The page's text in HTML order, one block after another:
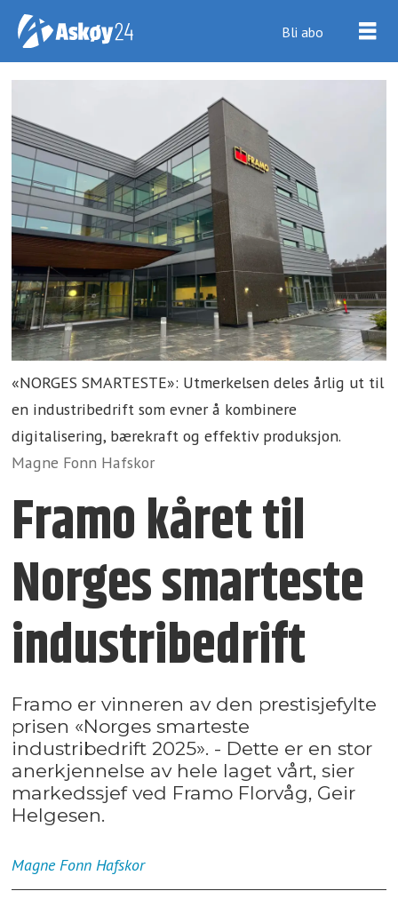
Bli abo
«NORGES SMARTESTE»: Utmerkelsen deles årlig ut til
en industribedrift som evner å kombinere
digitalisering, bærekraft og effektiv produksjon.
Magne Fonn Hafskor
Framo kåret til
Norges smarteste
industribedrift
Framo er vinneren av den prestisjefylte
prisen «Norges smarteste
industribedrift 2025». - Dette er en stor
anerkjennelse av hele laget vårt, sier
markedssjef ved Framo Florvåg, Geir
Helgesen.
Magne Fonn Hafskor